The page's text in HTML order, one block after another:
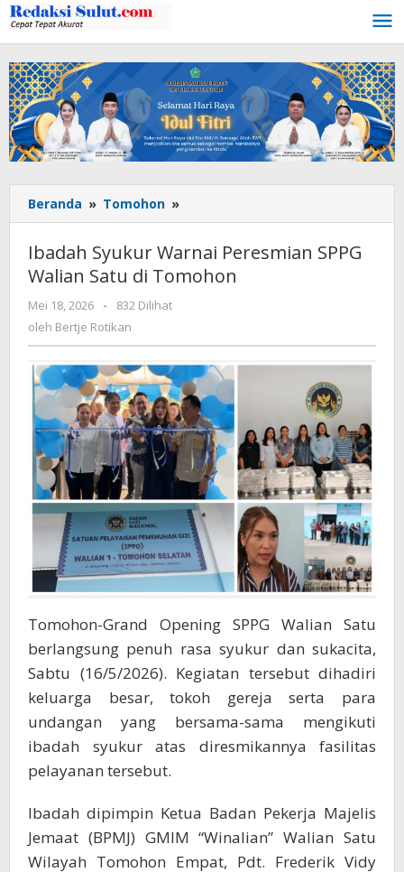
Lewati
ke
konten
Beranda » Tomohon »
Syukur
Peresmian
SPPG
Ibadah Syukur Warnai Peresmian SPPG
Walian Satu di Tomohon
Mei 18, 2026
oleh
Bertje
-
832 Dilihat
oleh Bertje Rotikan
Tomohon-Grand Opening SPPG Walian Satu
berlangsung penuh rasa syukur dan sukacita,
Sabtu (16/5/2026). Kegiatan tersebut dihadiri
keluarga besar, tokoh gereja serta para
undangan yang bersama-sama mengikuti
ibadah syukur atas diresmikannya fasilitas
pelayanan tersebut.
Ibadah dipimpin Ketua Badan Pekerja Majelis
Jemaat (BPMJ) GMIM “Winalian” Walian Satu
Wilayah Tomohon Empat, Pdt. Frederik Vidy